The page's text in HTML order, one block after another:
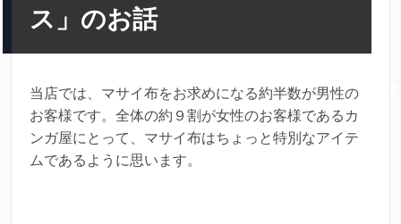
ス」のお話
当店では、マサイ布をお求めになる約半数が男性の
お客様です。全体の約９割が女性のお客様であるカ
ンガ屋にとって、マサイ布はちょっと特別なアイテ
ムであるように思います。